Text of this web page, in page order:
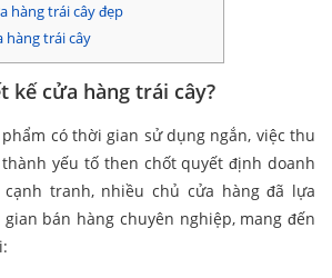
hàng trái cây đẹp
hàng trái cây
kế cửa hàng trái cây?
có thời gian sử dụng ngắn, việc thu
yếu tố then chốt quyết định doanh
tranh, nhiều chủ cửa hàng đã lựa
bán hàng chuyên nghiệp, mang đến